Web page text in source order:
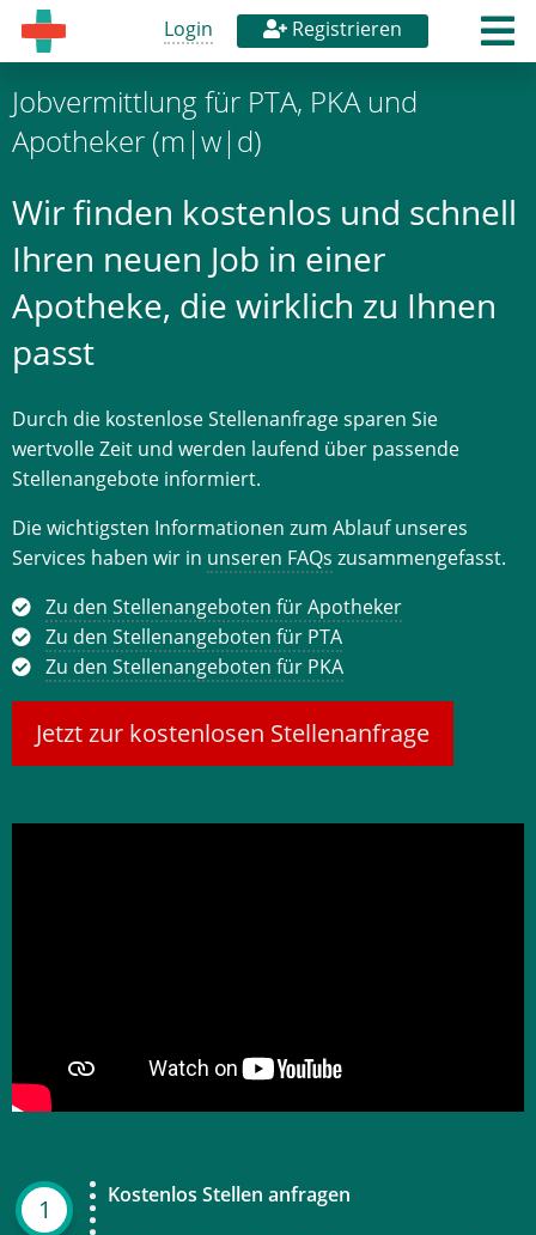
Login Registrieren
Jobvermittlung für PTA, PKA und
Apotheker (m|w|d)
Wir finden kostenlos und schnell
Ihren neuen Job in einer
Apotheke, die wirklich zu Ihnen
passt
Durch die kostenlose Stellenanfrage sparen Sie
wertvolle Zeit und werden laufend über passende
Stellenangebote informiert.
Die wichtigsten Informationen zum Ablauf unseres
Services haben wir in unseren FAQs zusammengefasst.
Zu den Stellenangeboten für Apotheker
Zu den Stellenangeboten für PTA
Zu den Stellenangeboten für PKA
Jetzt zur kostenlosen Stellenanfrage
1 Kostenlos Stellen anfragen